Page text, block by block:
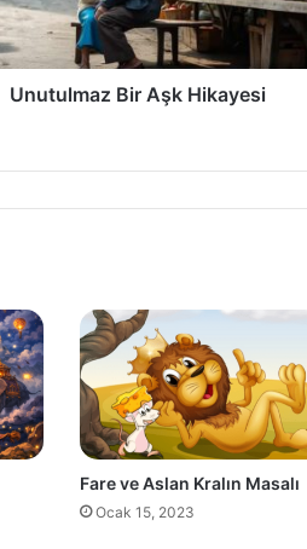
Unutulmaz Bir Aşk Hikayesi
Fare ve Aslan Kralın Masalı
Ocak 15, 2023